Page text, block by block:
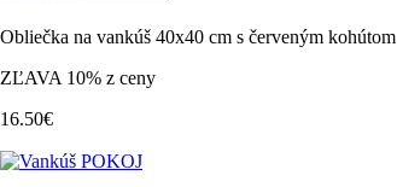
Obliečka na vankúš 40x40 cm s červeným kohútom
ZĽAVA 10% z ceny
16.50€